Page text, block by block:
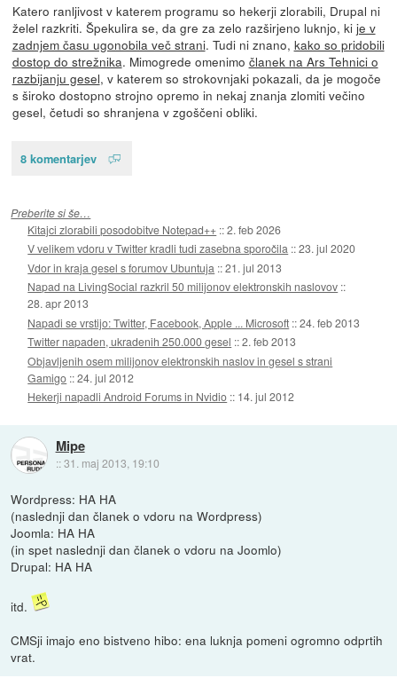
Katero ranljivost v katerem programu so hekerji zlorabili, Drupal ni
želel razkriti. Špekulira se, da gre za zelo razširjeno luknjo, ki je v
zadnjem času ugonobila več strani. Tudi ni znano, kako so pridobili
dostop do strežnika. Mimogrede omenimo članek na Ars Tehnici o
razbijanju gesel, v katerem so strokovnjaki pokazali, da je mogoče
s široko dostopno strojno opremo in nekaj znanja zlomiti večino
gesel, četudi so shranjena v zgoščeni obliki.
8 komentarjev
Preberite si še…
Kitajci zlorabili posodobitve Notepad++ ::2. feb 2026
V velikem vdoru v Twitter kradli tudi zasebna sporočila ::23. jul 2020
Vdor in kraja gesel s forumov Ubuntuja ::21. jul 2013
Napad na LivingSocial razkril 50 milijonov elektronskih naslovov ::
28. apr 2013
Napadi se vrstijo: Twitter, Facebook, Apple ... Microsoft ::24. feb 2013
Twitter napaden, ukradenih 250.000 gesel ::2. feb 2013
Objavljenih osem milijonov elektronskih naslov in gesel s strani
Gamigo ::24. jul 2012
Hekerji napadli Android Forums in Nvidio :: 14. jul 2012
Mipe
::31. maj 2013, 19:10
Wordpress: HA HA
(naslednji dan članek o vdoru na Wordpress)
Joomla: HA HA
(in spet naslednji dan članek o vdoru na Joomlo)
Drupal: HA HA
itd.
CMSji imajo eno bistveno hibo: ena luknja pomeni ogromno odprtih
vrat.